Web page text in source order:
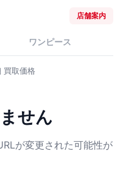
店舗案内
ワンピース
買取価格
せん
が変更された可能性が